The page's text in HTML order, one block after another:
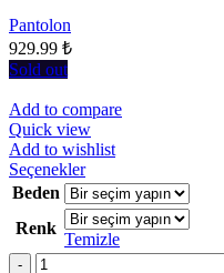
Pantolon
929.99 ₺
Sold out
Add to compare
Quick view
Add to wishlist
SeçeneklerBu
ürünün
birden
fazla
varyasyonu
Beden
Renk
Temizle
Miktar